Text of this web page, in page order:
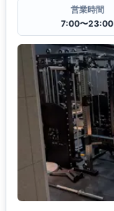
営業時間
7:00〜23:00